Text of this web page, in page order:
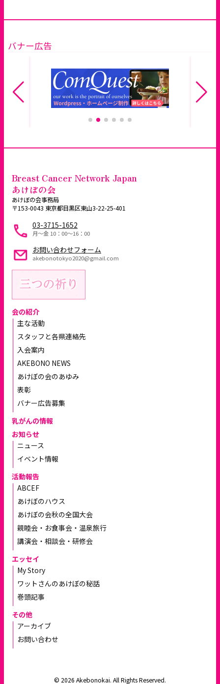
バナー広告
Breast Cancer Network Japan
あけぼの会
あけぼの会事務局
〒153-0043 東京都目黒区東山3-22-25-401
03-3715-1652
月～金 10：00〜16：00
お問い合わせフォーム
akebonotokyo2020@gmail.com
会の紹介
主な活動
スタッフと各県連絡先
入会案内
AKEBONO NEWS
あけぼの会のあゆみ
表彰
バナー広告募集
乳がんの情報
お知らせ
ニュース
イベント情報
活動報告
ABCEF
あけぼのハウス
あけぼの会秋の全国大会
親睦会・お食事会・温泉旅行
講演会・相談会・研修会
エッセイ
My Story
ワットさんのあけぼの秘話
巻頭記事
その他
アーカイブ
お問い合わせ
© 2026 Akebonokai. All Rights Reserved.